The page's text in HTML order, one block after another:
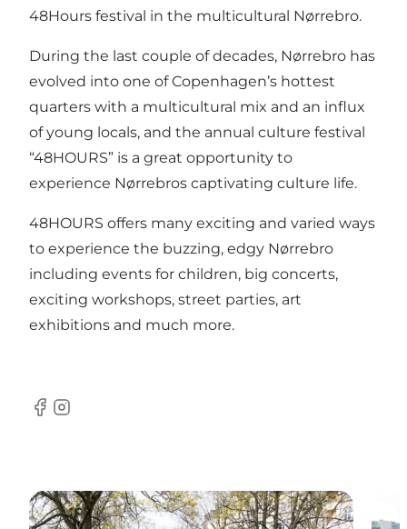
48Hours festival in the multicultural Nørrebro.
During the last couple of decades, Nørrebro has
evolved into one of Copenhagen’s hottest
quarters with a multicultural mix and an influx
of young locals, and the annual culture festival
“48HOURS” is a great opportunity to
experience Nørrebros captivating culture life.
48HOURS offers many exciting and varied ways
to experience the buzzing, edgy Nørrebro
including events for children, big concerts,
exciting workshops, street parties, art
exhibitions and much more.
Facebook
Instagram